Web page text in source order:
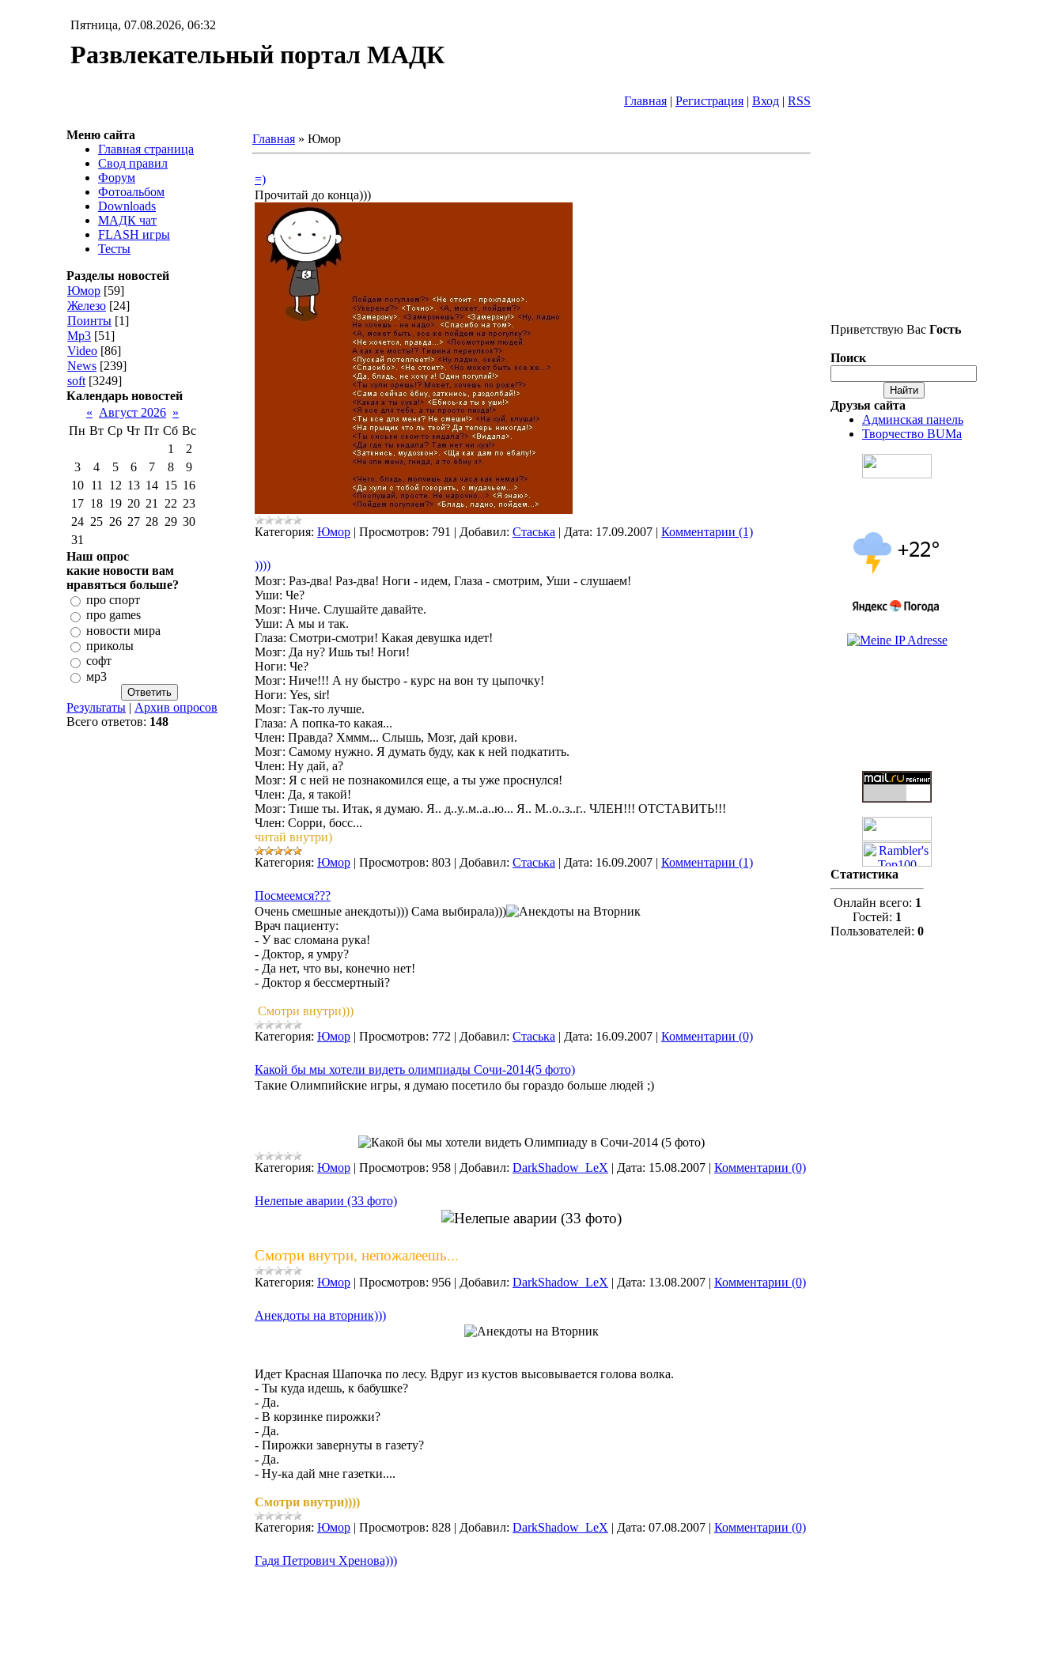
Пятница, 07.08.2026, 06:32
Развлекательный портал МАДК
Главная | Регистрация | Вход | RSS
Приветствую Вас Гость
Поиск
Друзья сайта
Админская панель
Творчество BUMa
Статистика
Онлайн всего: 1
Гостей: 1
Пользователей: 0
Меню сайта
Главная страница
Свод правил
Форум
Фотоальбом
Downloads
МАДК чат
FLASH игры
Тесты
Разделы новостей
Юмор [59]
Железо [24]
Поинты [1]
Мр3 [51]
Video [86]
News [239]
soft [3249]
Календарь новостей
« Август 2026 »
Пн Вт Ср Чт Пт Сб Вс
1
2
3
4 5 6 7 8
9
10
11 12 13 14 15 16
17 18 19 20 21 22 23
24 25 26 27 28 29 30
31
Наш опрос
какие новости вам
нравяться больше?
про спорт
про games
новости мира
приколы
софт
мр3
Результаты | Архив опросов
Всего ответов: 148
Главная » Юмор
=)
Прочитай до конца)))
Категория: Юмор | Просмотров: 791 | Добавил: Стаська | Дата: 17.09.2007 | Комментарии (1)
))))
Мозг: Раз-два! Раз-два! Hоги - идем, Глаза - смотрим, Уши - слушаем!
Уши: Че?
Мозг: Hиче. Слушайте давайте.
Уши: А мы и так.
Глаза: Смотри-смотри! Какая девушка идет!
Мозг: Да ну? Ишь ты! Hоги!
Hоги: Че?
Мозг: Hиче!!! А ну быстро - курс на вон ту цыпочку!
Hоги: Yes, sir!
Мозг: Так-то лучше.
Глаза: А попка-то какая...
Член: Правда? Хммм... Слышь, Мозг, дай крови.
Мозг: Самому нужно. Я думать буду, как к ней подкатить.
Член: Hу дай, а?
Мозг: Я с ней не познакомился еще, а ты уже проснулся!
Член: Да, я такой!
Мозг: Тише ты. Итак, я думаю. Я.. д..у..м..а..ю... Я.. М..о..з..г.. ЧЛЕH!!! ОТСТАВИТЬ!!!
Член: Сорри, босс...
читай внутри)
Категория: Юмор | Просмотров: 803 | Добавил: Стаська | Дата: 16.09.2007 | Комментарии (1)
Посмеемся???
Очень смешные анекдоты))) Сама выбирала)))
Врач пациенту:
- У вас сломана рука!
- Доктор, я умру?
- Да нет, что вы, конечно нет!
- Доктор я бессмертный?
Смотри внутри)))
Категория: Юмор | Просмотров: 772 | Добавил: Стаська | Дата: 16.09.2007 | Комментарии (0)
Какой бы мы хотели видеть олимпиады Сочи-2014(5 фото)
Такие Олимпийские игры, я думаю посетило бы гораздо больше людей ;)
Категория: Юмор | Просмотров: 958 | Добавил: DarkShadow_LeX | Дата: 15.08.2007 | Комментарии (0)
Нелепые аварии (33 фото)
Смотри внутри, непожалеешь...
Категория: Юмор | Просмотров: 956 | Добавил: DarkShadow_LeX | Дата: 13.08.2007 | Комментарии (0)
Анекдоты на вторник)))
Идет Красная Шапочка по лесу. Вдруг из кустов высовывается голова волка.
- Ты куда идешь, к бабушке?
- Да.
- В корзинке пирожки?
- Да.
- Пирожки завернуты в газету?
- Да.
- Ну-ка дай мне газетки....
Смотри внутри))))
Категория: Юмор | Просмотров: 828 | Добавил: DarkShadow_LeX | Дата: 07.08.2007 | Комментарии (0)
Гадя Петрович Хренова)))